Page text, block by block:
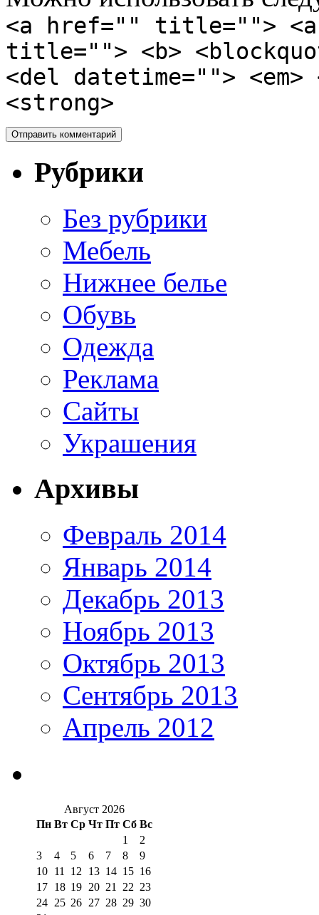
<a href="" title="">
title=""> <b>
<del datetime="">
<strong>
Рубрики
Без рубрики
Мебель
Нижнее белье
Обувь
Одежда
Реклама
Сайты
Украшения
Архивы
Февраль 2014
Январь 2014
Декабрь 2013
Ноябрь 2013
Октябрь 2013
Сентябрь 2013
Апрель 2012
Август 2026
Пн Вт Ср Чт Пт Сб Вс
1
2
3
4 5 6 7 8
9
10 11 12 13 14 15 16
17 18 19 20 21 22 23
24 25 26 27 28 29 30